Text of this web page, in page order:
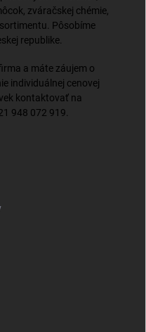
zváračskej chémie,
Pôsobíme
republike.
a máte záujem o
individuálnej cenovej
kontaktovať na
948 072 919